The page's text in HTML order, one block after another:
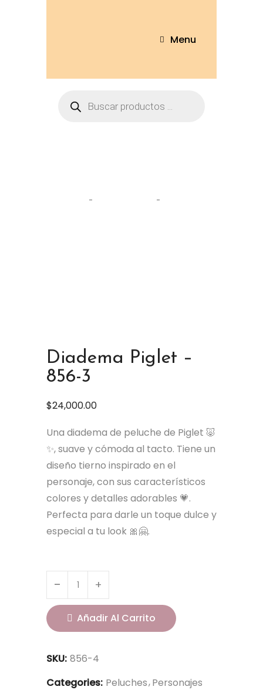
Menu
Diadema Piglet –
856-3
$24,000.00
Una diadema de peluche de Piglet 🐷
✨, suave y cómoda al tacto. Tiene un
diseño tierno inspirado en el
personaje, con sus característicos
colores y detalles adorables 💗.
Perfecta para darle un toque dulce y
especial a tu look 🎀🤗.
Añadir Al Carrito
SKU: 856-4
Categories: Peluches Personajes